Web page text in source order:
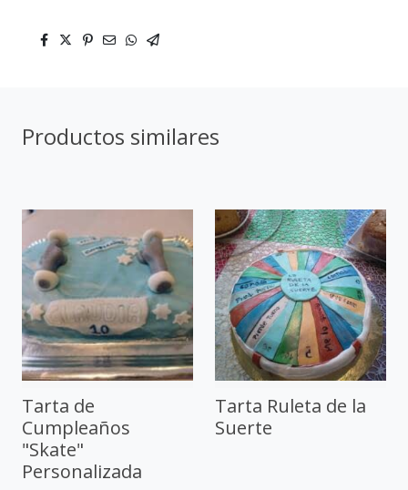
Productos similares
Tarta de
Cumpleaños
"Skate"
Personalizada
Tarta Ruleta de la
Suerte